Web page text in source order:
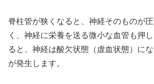
脊柱管が狭くなると、神経そのものが
く、神経に栄養を送る微小な血管も押
ると、神経は酸欠状態（虚血状態）に
が発生します。